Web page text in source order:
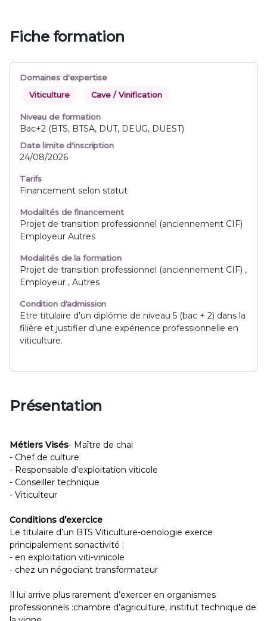
Présentation
Métiers Visés- Maître de chai
- Chef de culture
- Responsable d’exploitation viticole
- Conseiller technique
- Viticulteur
Conditions d’exercice
Le titulaire d’un BTS Viticulture-oenologie exerce
principalement sonactivité :
- en exploitation viti-vinicole
- chez un négociant transformateur
Il lui arrive plus rarement d’exercer en organismes
professionnels :chambre d’agriculture, institut technique de
Fiche formation
Domaines d'expertise
Viticulture
Cave / Vinification
Niveau de formation
Bac+2 (BTS, BTSA, DUT, DEUG, DUEST)
Date limite d'inscription
24/08/2026
Tarifs
Financement selon statut
Modalités de financement
Projet de transition professionnel (anciennement CIF)
Employeur Autres
Modalités de la formation
Projet de transition professionnel (anciennement CIF) ,
Employeur , Autres
Condition d'admission
Etre titulaire d'un diplôme de niveau 5 (bac + 2) dans la
filière et justifier d'une expérience professionnelle en
viticulture.